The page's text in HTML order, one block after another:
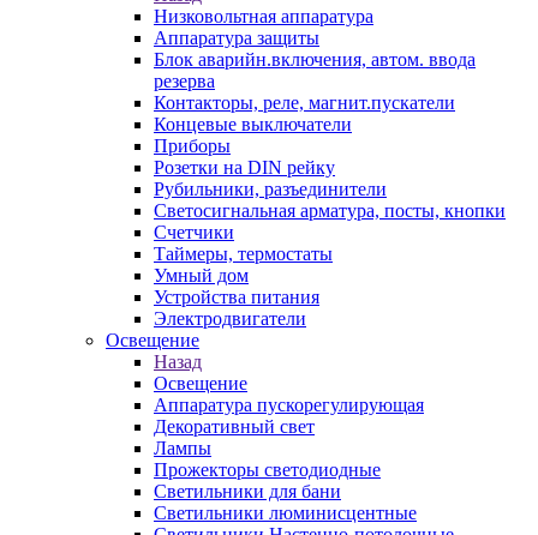
Низковольтная аппаратура
Аппаратура защиты
Блок аварийн.включения, автом. ввода
резерва
Контакторы, реле, магнит.пускатели
Концевые выключатели
Приборы
Розетки на DIN рейку
Рубильники, разъединители
Светосигнальная арматура, посты, кнопки
Счетчики
Таймеры, термостаты
Умный дом
Устройства питания
Электродвигатели
Освещение
Назад
Освещение
Аппаратура пускорегулирующая
Декоративный свет
Лампы
Прожекторы светодиодные
Светильники для бани
Светильники люминисцентные